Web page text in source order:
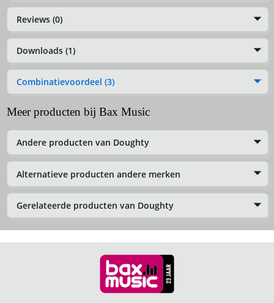
Reviews (0)
Downloads (1)
Combinatievoordeel (3)
Meer producten bij Bax Music
Andere producten van Doughty
Alternatieve producten andere merken
Gerelateerde producten van Doughty